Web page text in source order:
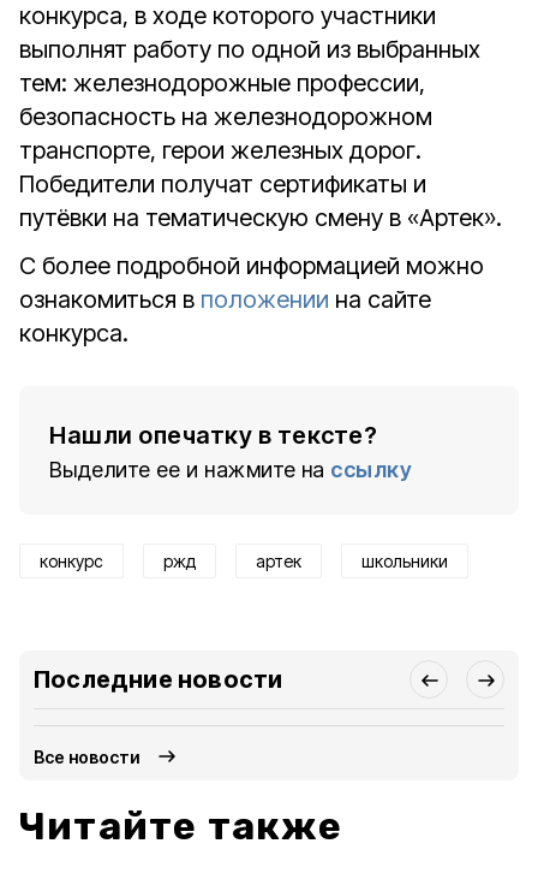
конкурса, в ходе которого участники
выполнят работу по одной из выбранных
тем: железнодорожные профессии,
безопасность на железнодорожном
транспорте, герои железных дорог.
Победители получат сертификаты и
путёвки на тематическую смену в «Артек».
С более подробной информацией можно
ознакомиться в положении на сайте
конкурса.
Нашли опечатку в тексте?
Выделите ее и нажмите на ссылку
конкурс ржд артек школьники
Последние новости
Все новости
Читайте также